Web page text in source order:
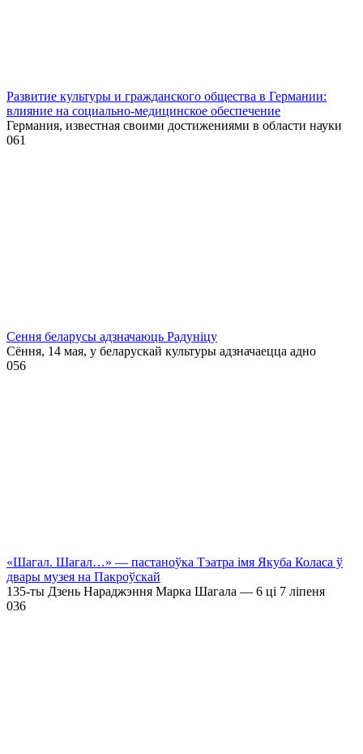
Развитие культуры и гражданского общества в Германии:
влияние на социально-медицинское обеспечение
Германия, известная своими достижениями в области науки
061
Сення беларусы адзначаюць Радуніцу
Сёння, 14 мая, у беларускай культуры адзначаецца адно
056
«Шагал. Шагал…» — пастаноўка Тэатра імя Якуба Коласа ў
двары музея на Пакроўскай
135-ты Дзень Нараджэння Марка Шагала — 6 ці 7 ліпеня
036